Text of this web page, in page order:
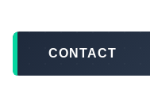
CONTACT